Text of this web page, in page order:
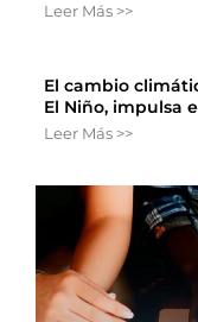
Leer Más >>
El cambio
El Niño, impulsa
Leer Más >>